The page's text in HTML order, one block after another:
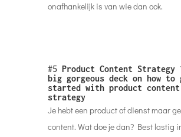
onafhankelijk is van wie dan ook.
#5 Product Content Strategy
big gorgeous deck on how to
started with product content
strategy
Je hebt een product of dienst maar
content. Wat doe je dan? Best lastig